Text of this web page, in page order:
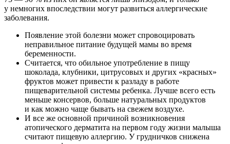
у немногих впоследствии могут развиться аллергические
заболевания.
Появление этой болезни может спровоцировать
неправильное питание будущей мамы во время
беременности.
Считается, что обильное употребление в пищу
шоколада, клубники, цитрусовых и других «красных»
фруктов может привести к разладу в работе
пищеварительной системы ребенка. Лучше всего есть
меньше консервов, больше натуральных продуктов
и как можно чаще бывать на свежем воздухе.
И все же основной причиной возникновения
атопического дерматита на первом году жизни малыша
считают пищевую аллергию. У грудничков снижена